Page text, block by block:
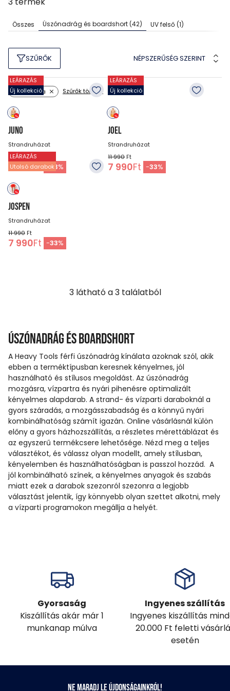
Összes Úszónadrág és boardshort(42) UV felső(1)
SZŰRŐK NÉPSZERŰSÉG SZERINT
Szín: sárga Szűrők törlése
LEÁRAZÁS
Új kollekció
JUNO
Strandruházat
11 990Ft
7 990Ft -33%
LEÁRAZÁS
Új kollekció
JOEL
Strandruházat
11 990Ft
7 990Ft -33%
LEÁRAZÁS
Utolsó darabok
JOSPEN
Strandruházat
11 990 Ft
7 990Ft -33%
3látható a3találatból
Úszónadrág és boardshort
A Heavy Tools férfi úszónadrág kínálata azoknak szól, akik
ebben a terméktípusban keresnek kényelmes, jól
használható és stílusos megoldást. Az úszónadrág
mozgásra, vízpartra és nyári pihenésre optimalizált
kényelmes alapdarab. A strand- és vízparti daraboknál a
gyors száradás, a mozgásszabadság és a könnyű nyári
kombinálhatóság számít igazán. Online vásárlásnál külön
előny a gyors házhozszállítás, a részletes mérettáblázat és
az egyszerű termékcsere lehetősége. Nézd meg a teljes
választékot, és válassz olyan modellt, amely stílusban,
kényelemben és használhatóságban is passzol hozzád. A
jól kombinálható színek, a kényelmes anyagok és szabás
miatt ezek a darabok szezonról szezonra a legjobb
választást jelentik, így könnyebb olyan szettet alkotni, mely
a vízparti programokon megállja a helyét.
Gyorsaság
Kiszállítás akár már 1
munkanap múlva
Ingyenes szállítás
Ingyenes kiszállítás
20.000 Ft feletti
esetén
Ne maradj le újdonságainkról!